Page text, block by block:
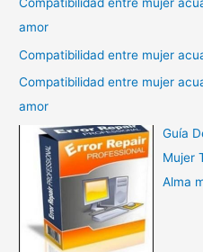
amor
Compatibilidad entre mujer
Compatibilidad entre mujer
amor
Guía
Mujer
Alma